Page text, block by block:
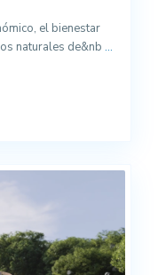
el bienestar
naturales de&nb ...